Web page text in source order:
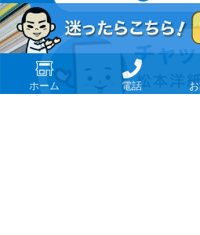
ホーム 電話